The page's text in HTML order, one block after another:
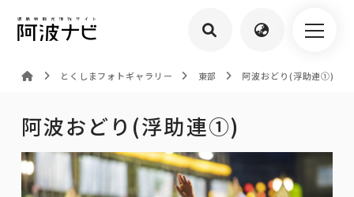
とくしまフォトギャラリー 東部 阿波おどり(浮助連①)
阿波おどり(浮助連①)